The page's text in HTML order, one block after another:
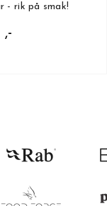
- rik på smak!
,-